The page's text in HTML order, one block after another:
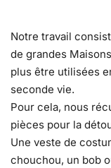
Notre travail
de grandes
plus être utilisées
seconde vie.
Pour cela, nous
pièces pour la
Une veste de
chouchou, un bob